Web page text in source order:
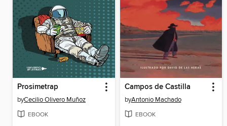
Prosimetrap
byCecilio Olivero Muñoz
EBOOK
Campos de Castilla
byAntonio Machado
EBOOK